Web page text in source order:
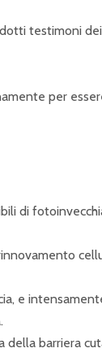
testimoni
per
di
e
barriera